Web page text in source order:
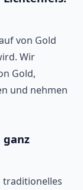
von Gold
Wir
Gold,
und nehmen
ganz
traditionelles